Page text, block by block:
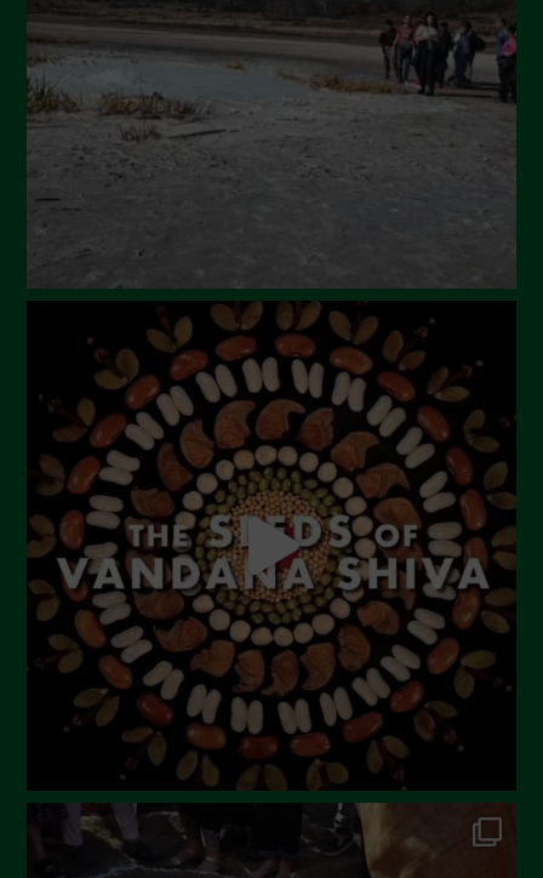
Luglio 2024
Maggio 2024
Aprile 2024
Marzo 2024
Febbraio 2024
Ottobre 2023
Settembre 2023
Agosto 2023
Luglio 2023
Giugno 2023
Maggio 2023
Aprile 2023
Marzo 2023
Febbraio 2023
Dicembre 2022
Novembre 2022
Ottobre 2022
Settembre 2022